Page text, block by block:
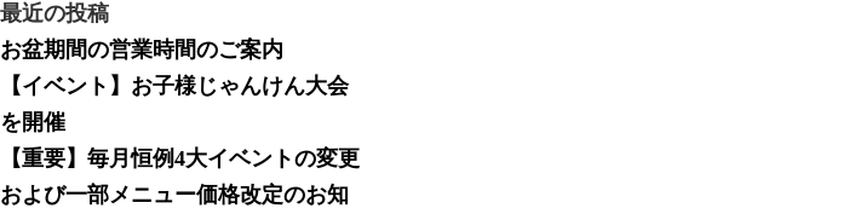
最近の投稿
お盆期間の営業時間のご案内
【イベント】お子様じゃんけん大会
を開催
【重要】毎月恒例4大イベントの変更
および一部メニュー価格改定のお知